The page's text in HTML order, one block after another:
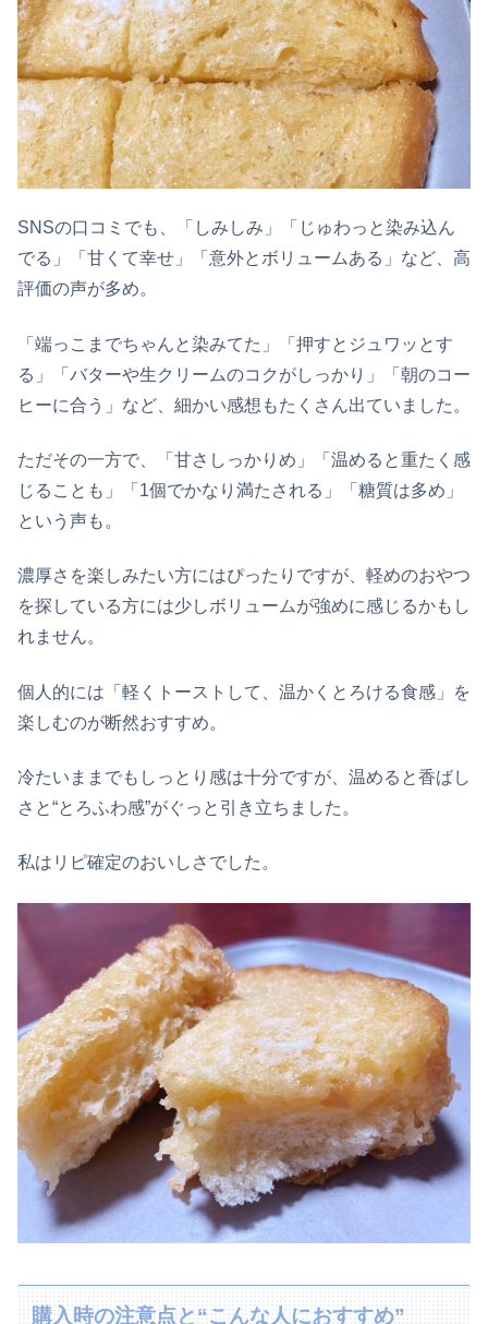
SNSの口コミでも、「しみしみ」「じゅわっと染み込ん
でる」「甘くて幸せ」「意外とボリュームある」など、高
評価の声が多め。
「端っこまでちゃんと染みてた」「押すとジュワッとす
る」「バターや生クリームのコクがしっかり」「朝のコー
ヒーに合う」など、細かい感想もたくさん出ていました。
ただその一方で、「甘さしっかりめ」「温めると重たく感
じることも」「1個でかなり満たされる」「糖質は多め」
という声も。
濃厚さを楽しみたい方にはぴったりですが、軽めのおやつ
を探している方には少しボリュームが強めに感じるかもし
れません。
個人的には「軽くトーストして、温かくとろける食感」を
楽しむのが断然おすすめ。
冷たいままでもしっとり感は十分ですが、温めると香ばし
さと“とろふわ感”がぐっと引き立ちました。
私はリピ確定のおいしさでした。
購入時の注意点と“こんな人におすすめ”